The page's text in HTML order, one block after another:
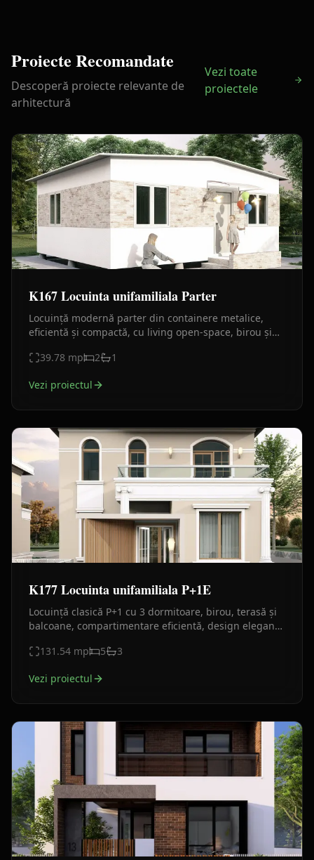
Proiecte Recomandate
Descoperă proiecte relevante de
arhitectură
Vezi toate
proiectele
K167 Locuinta unifamiliala Parter
Locuință modernă parter din containere metalice,
eficientă și compactă, cu living open-space, birou și
39.78 mp 2 1
Vezi proiectul
K177 Locuinta unifamiliala P+1E
Locuință clasică P+1 cu 3 dormitoare, birou, terasă și
balcoane, compartimentare eficientă, design elegant
131.54 mp 5 3
Vezi proiectul